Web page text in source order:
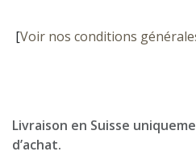
[Voir nos conditions
Livraison en Suisse
d’achat.